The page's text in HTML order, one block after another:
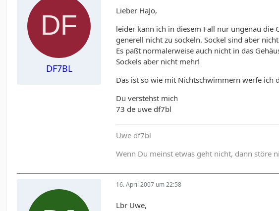
DF7BL
Lieber HaJo,
leider kann ich in diesem Fall nur ungenau die
generell nicht zu sockeln. Sockel sind aber
Es paßt normalerweise auch nicht in das
Sockels aber nicht mehr!
Das ist so wie mit Nichtschwimmern werfe ich
Du verstehst mich
73 de uwe df7bl
Uwe df7bl
Wenn Du meinst etwas geht nicht, dann störe
16. April 2007 um 22:58
Lbr Uwe,